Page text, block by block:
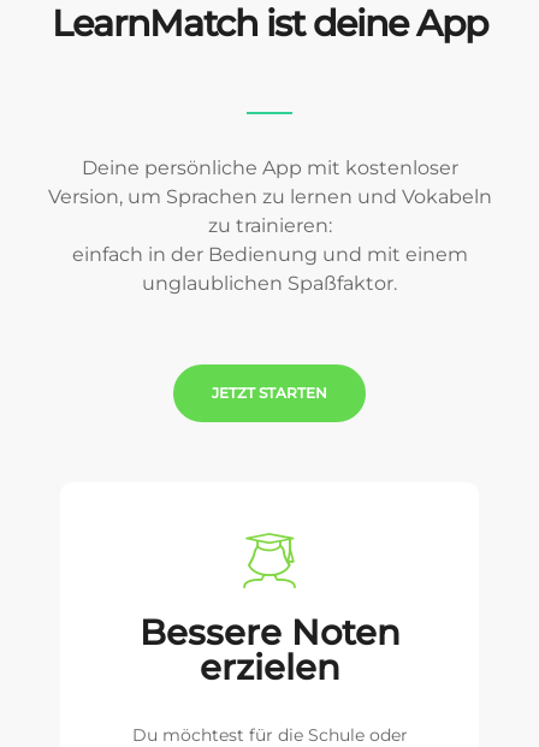
LearnMatch ist deine App
Deine persönliche App mit kostenloser
Version, um Sprachen zu lernen und Vokabeln
zu trainieren:
einfach in der Bedienung und mit einem
unglaublichen Spaßfaktor.
JETZT STARTEN
Bessere Noten
erzielen
Du möchtest für die Schule oder